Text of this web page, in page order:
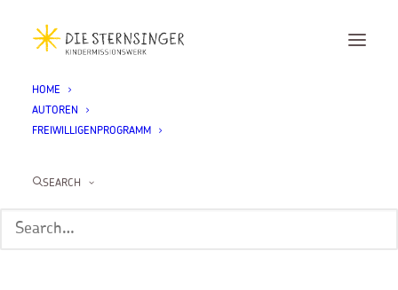
HOME
AUTOREN
FREIWILLIGENPROGRAMM
SEARCH
Richard Scheid